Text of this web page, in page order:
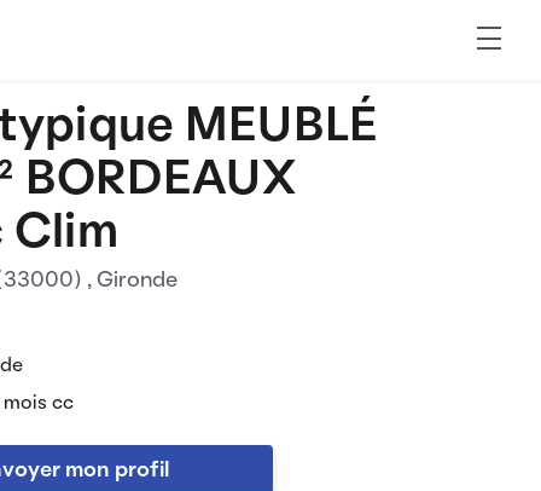
MEUBLÉ
BORDEAUX
Clim
, Gironde
cc
mon profil